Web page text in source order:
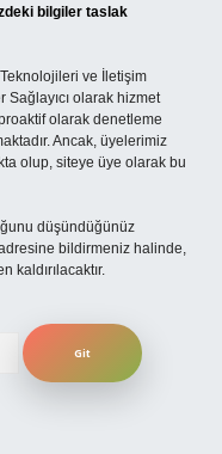
bilgiler taslak
ve İletişim
Sağlayıcı olarak hizmet
olarak denetleme
Ancak, üyelerimiz
olup, siteye üye olarak bu
düşündüğünüz
bildirmeniz halinde,
kaldırılacaktır.